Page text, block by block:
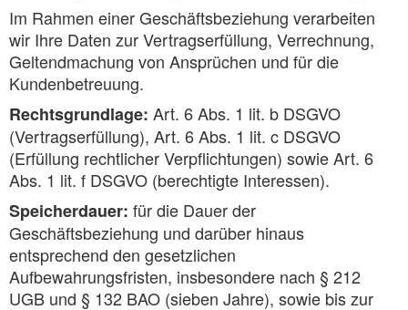
Im Rahmen einer Geschäftsbeziehung verarbeiten
wir Ihre Daten zur Vertragserfüllung, Verrechnung,
Geltendmachung von Ansprüchen und für die
Kundenbetreuung.
Rechtsgrundlage: Art. 6 Abs. 1 lit. b DSGVO
(Vertragserfüllung), Art. 6 Abs. 1 lit. c DSGVO
(Erfüllung rechtlicher Verpflichtungen) sowie Art. 6
Abs. 1 lit. f DSGVO (berechtigte Interessen).
Speicherdauer: für die Dauer der
Geschäftsbeziehung und darüber hinaus
entsprechend den gesetzlichen
Aufbewahrungsfristen, insbesondere nach § 212
UGB und § 132 BAO (sieben Jahre), sowie bis zur